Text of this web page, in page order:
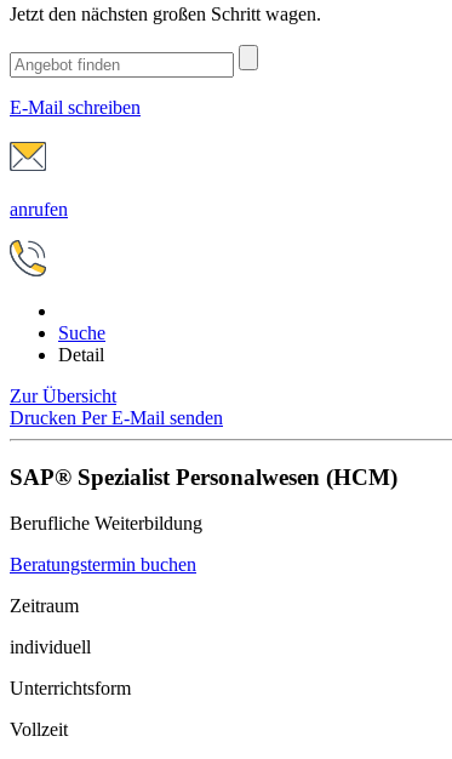
Jetzt den nächsten großen Schritt wagen.
E-Mail schreiben
anrufen
Suche
Detail
Zur Übersicht
Drucken Per E-Mail senden
SAP® Spezialist Personalwesen (HCM)
Berufliche Weiterbildung
Beratungstermin buchen
Zeitraum
individuell
Unterrichtsform
Vollzeit